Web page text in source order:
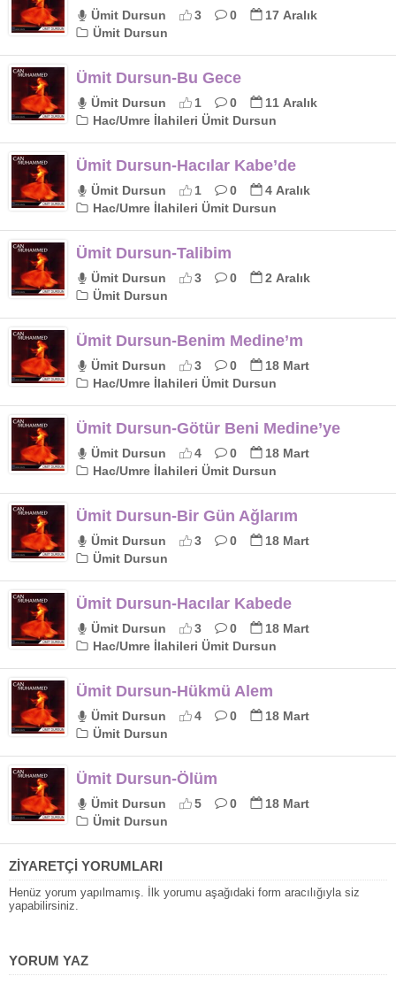
Ümit Dursun 3 0
17 Aralık
Ümit Dursun
Ümit Dursun-Bu Gece
Ümit Dursun 1 0
11 Aralık
Hac/Umre İlahileri Ümit Dursun
Ümit Dursun-Hacılar Kabe’de
Ümit Dursun 1 0
4 Aralık
Hac/Umre İlahileri Ümit Dursun
Ümit Dursun-Talibim
Ümit Dursun 3 0
2 Aralık
Ümit Dursun
Ümit Dursun-Benim Medine’m
Ümit Dursun 3 0
18 Mart
Hac/Umre İlahileri Ümit Dursun
Ümit Dursun-Götür Beni Medine’ye
Ümit Dursun 4 0
18 Mart
Hac/Umre İlahileri Ümit Dursun
Ümit Dursun-Bir Gün Ağlarım
Ümit Dursun 3 0
18 Mart
Ümit Dursun
Ümit Dursun-Hacılar Kabede
Ümit Dursun 3 0
18 Mart
Hac/Umre İlahileri Ümit Dursun
Ümit Dursun-Hükmü Alem
Ümit Dursun 4 0
18 Mart
Ümit Dursun
Ümit Dursun-Ölüm
Ümit Dursun 5 0
18 Mart
Ümit Dursun
ZİYARETÇİ YORUMLARI
Henüz yorum yapılmamış. İlk yorumu aşağıdaki form aracılığıyla siz
yapabilirsiniz.
YORUM YAZ